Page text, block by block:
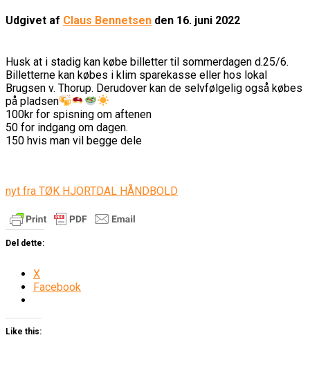
Udgivet af Claus Bennetsen den 16. juni 2022
Husk at i stadig kan købe billetter til sommerdagen d.25/6.
Billetterne kan købes i klim sparekasse eller hos lokal
Brugsen v. Thorup. Derudover kan de selvfølgelig også købes
på pladsen
100kr for spisning om aftenen
50 for indgang om dagen.
150 hvis man vil begge dele
nyt fra TØK HJORTDAL HÅNDBOLD
Del dette:
X
Facebook
Like this: